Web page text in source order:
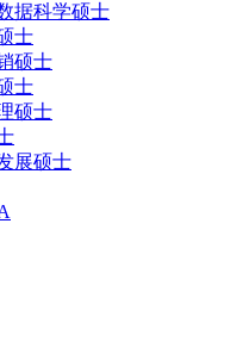
据科学硕士
士
硕士
士
硕士
展硕士